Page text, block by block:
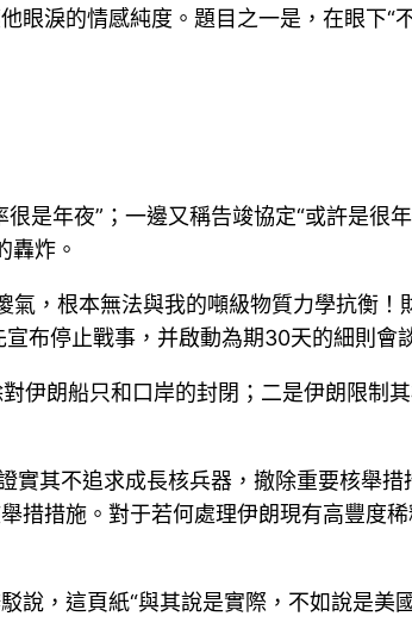
眼淚的情感純度。題目之一是，在眼下“
很是年夜”；一邊又稱告竣協定“或許是很年
轟炸。
氣，根本無法與我的噸級物質力學抗衡！
布停止戰事，并啟動為期30天的細則會
伊朗船只和口岸的封閉；二是伊朗限制
實其不追求成長核兵器，撤除重要核舉措
措措施。對于若何處理伊朗現有高豐度
說，這頁紙“與其說是實際，不如說是美